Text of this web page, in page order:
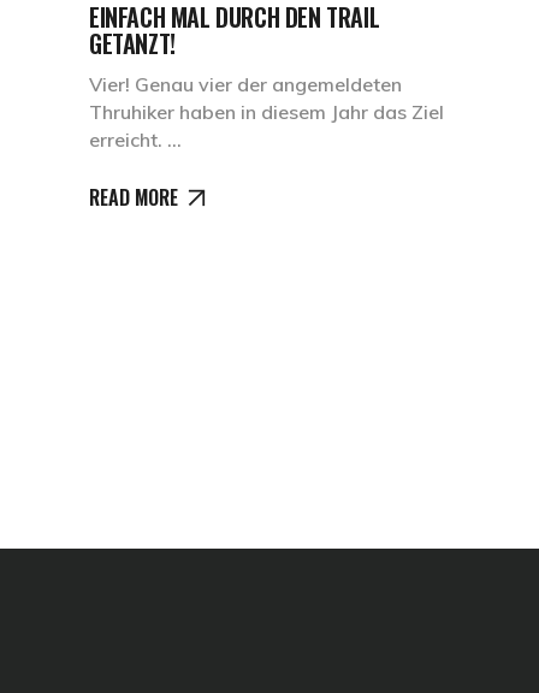
EINFACH MAL DURCH DEN TRAIL
GETANZT!
Vier! Genau vier der angemeldeten
Thruhiker haben in diesem Jahr das Ziel
erreicht.
READ MORE